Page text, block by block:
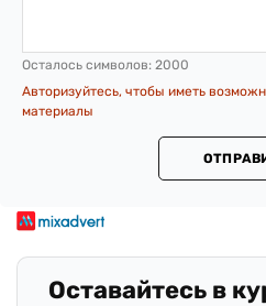
Осталось символов: 2000
Авторизуйтесь, чтобы иметь
материалы
Оставайтесь в